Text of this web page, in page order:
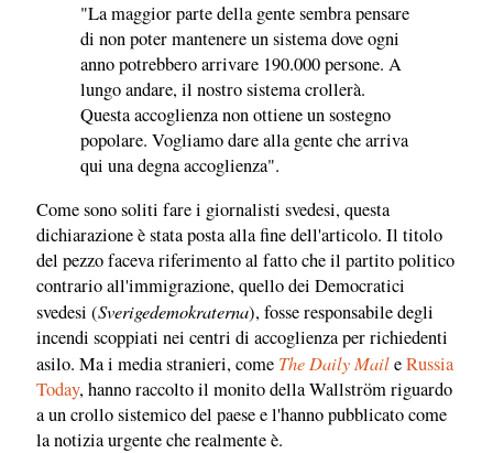
"La maggior parte della gente sembra pensare
di non poter mantenere un sistema dove ogni
anno potrebbero arrivare 190.000 persone. A
lungo andare, il nostro sistema crollerà.
Questa accoglienza non ottiene un sostegno
popolare. Vogliamo dare alla gente che arriva
qui una degna accoglienza".
Come sono soliti fare i giornalisti svedesi, questa
dichiarazione è stata posta alla fine dell'articolo. Il titolo
del pezzo faceva riferimento al fatto che il partito politico
contrario all'immigrazione, quello dei Democratici
svedesi (Sverigedemokraterna), fosse responsabile degli
incendi scoppiati nei centri di accoglienza per richiedenti
asilo. Ma i media stranieri, come The Daily MaileRussia
Today, hanno raccolto il monito della Wallström riguardo
a un crollo sistemico del paese e l'hanno pubblicato come
la notizia urgente che realmente è.